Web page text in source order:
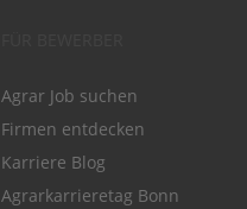
Agrar Job suchen
Firmen entdecken
Karriere Blog
Agrarkarrieretag Bonn